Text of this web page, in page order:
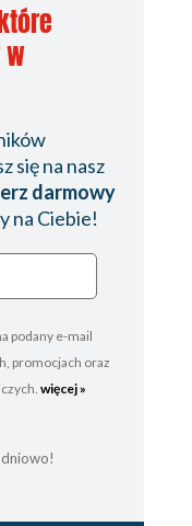
się na nasz
darmowy
na Ciebie!
podany e-mail
promocjach oraz
więcej »